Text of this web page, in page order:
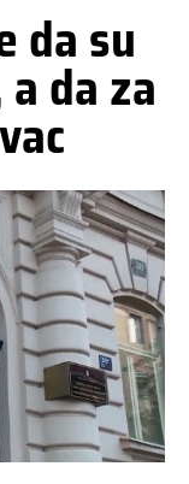
da su
da za